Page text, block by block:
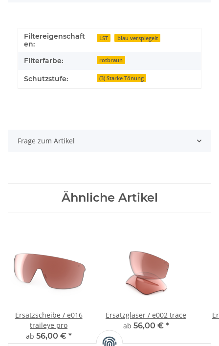
Filtereigenschaft
en:
LST blau verspiegelt
Filterfarbe: rotbraun
Schutzstufe: (3) Starke Tönung
Frage zum Artikel
Ähnliche Artikel
Ersatzscheibe / e016
traileye pro
ab 56,00 € *
Ersatzgläser / e002 trace
ab 56,00 € *